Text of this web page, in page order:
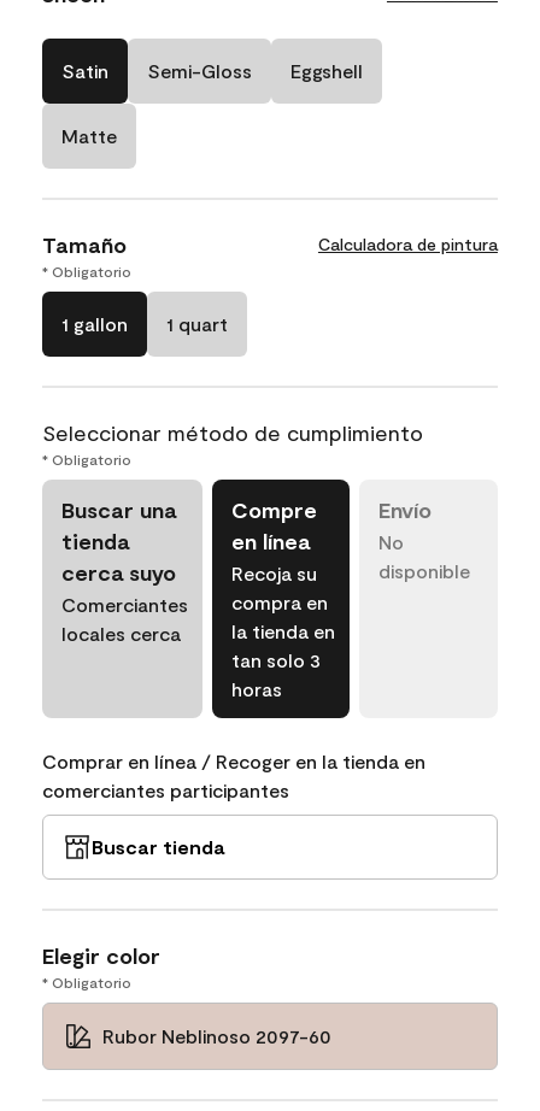
Satin Semi-Gloss Eggshell
Matte
Tamaño Calculadora de pintura
* Obligatorio
1 gallon 1 quart
Seleccionar método de cumplimiento
* Obligatorio
Buscar una
tienda
cerca suyo
Comerciantes
locales cerca
Compre
en línea
Recoja su
compra en
la tienda en
tan solo 3
horas
Envío
No
disponible
Comprar en línea / Recoger en la tienda en
comerciantes participantes
Buscar tienda
Elegir color
* Obligatorio
Rubor Neblinoso 2097-60